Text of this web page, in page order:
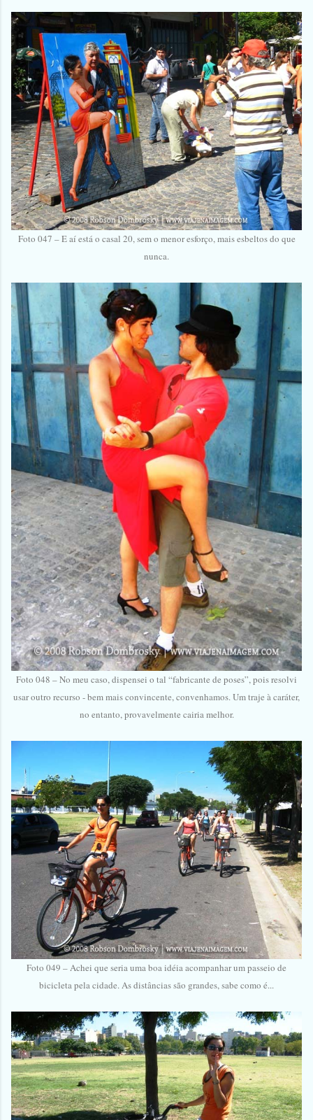
Foto 047 – E aí está o casal 20, sem o menor esforço, mais esbeltos do que
nunca.
Foto 048 – No meu caso, dispensei o tal “fabricante de poses”, pois resolvi
usar outro recurso - bem mais convincente, convenhamos. Um traje à caráter,
no entanto, provavelmente cairia melhor.
Foto 049 – Achei que seria uma boa idéia acompanhar um passeio de
bicicleta pela cidade. As distâncias são grandes, sabe como é...